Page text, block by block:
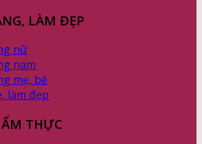
LÀM ĐẸP
nữ
nam
mẹ, bé
làm đẹp
THỰC